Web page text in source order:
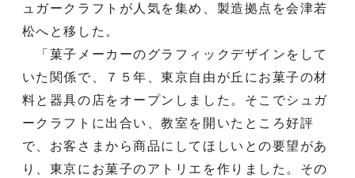
ュガークラフトが人気を集め、製造拠点を会津若
松へと移した。
「菓子メーカーのグラフィックデザインをして
いた関係で、７５年、東京自由が丘にお菓子の材
料と器具の店をオープンしました。そこでシュガ
ークラフトに出合い、教室を開いたところ好評
で、お客さまから商品にしてほしいとの要望があ
り、東京にお菓子のアトリエを作りました。その